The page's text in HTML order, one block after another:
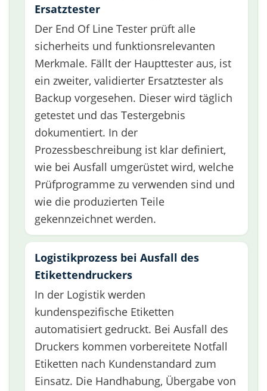
Ersatztester
Der End Of Line Tester prüft alle
sicherheits und funktionsrelevanten
Merkmale. Fällt der Haupttester aus, ist
ein zweiter, validierter Ersatztester als
Backup vorgesehen. Dieser wird täglich
getestet und das Testergebnis
dokumentiert. In der
Prozessbeschreibung ist klar definiert,
wie bei Ausfall umgerüstet wird, welche
Prüfprogramme zu verwenden sind und
wie die produzierten Teile
gekennzeichnet werden.
Logistikprozess bei Ausfall des
Etikettendruckers
In der Logistik werden
kundenspezifische Etiketten
automatisiert gedruckt. Bei Ausfall des
Druckers kommen vorbereitete Notfall
Etiketten nach Kundenstandard zum
Einsatz. Die Handhabung, Übergabe von